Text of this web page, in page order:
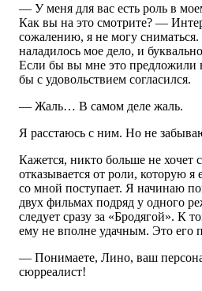
— У меня для вас есть роль в
Как вы на это смотрите? —
сожалению, я не могу сниматься.
наладилось мое дело, и
Если бы вы мне это предложили
бы с удовольствием согласился.
— Жаль… В самом деле жаль.
Я расстаюсь с ним. Но не
Кажется, никто больше не
отказывается от роли, которую
со мной поступает. Я начинаю
двух фильмах подряд у одного
следует сразу за «Бродягой». К
ему не вполне удачным. Это его
— Понимаете, Лино, ваш
сюрреалист!